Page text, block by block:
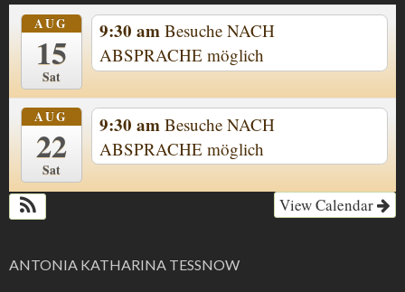
AUG
15
Sat
9:30 am Besuche NACH
ABSPRACHE möglich
AUG
22
Sat
9:30 am Besuche NACH
ABSPRACHE möglich
View Calendar
ANTONIA KATHARINA TESSNOW